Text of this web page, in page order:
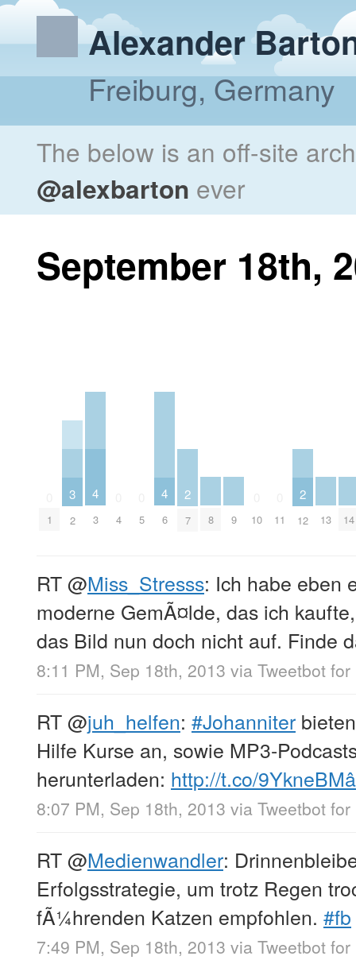
Alexander
Freiburg, Germany
The below is an off-site
@alexbarton ever
September 18th,
1
3
2
4
3 4 5
4
6
2
7 8 9 10 11
2
12 13 14
RT@Miss_Stresss: Ich habe eben
moderne GemÃ¤lde, das ich
das Bild nun doch nicht auf. Finde
8:11 PM, Sep 18th, 2013 via Tweetbot for
RT@juh_helfen: #Johanniter
Hilfe Kurse an, sowie MP3-
herunterladen: http://t.co/
8:07 PM, Sep 18th, 2013 via Tweetbot for
RT@Medienwandler:
Erfolgsstrategie, um trotz Regen
fÃ¼hrenden Katzen empfohlen. #fb
7:49 PM, Sep 18th, 2013 via Tweetbot for